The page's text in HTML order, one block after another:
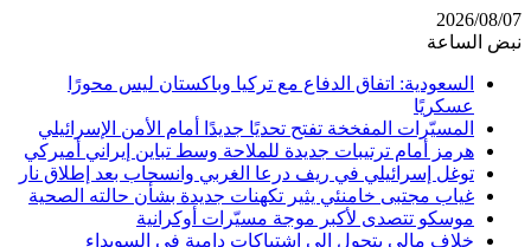
2026/08/07
نبض الساعة
السعودية: اتفاق الدفاع مع تركيا وباكستان ليس محورًا
عسكريًا
المسيّرات المفخخة تفتح تحديًا جديدًا أمام الأمن الإسرائيلي
هرمز أمام ترتيبات جديدة للملاحة وسط تباين إيراني أميركي
توغل إسرائيلي في ريف درعا الغربي وانسحاب بعد إطلاق نار
غياب مجتبى خامنئي يثير تكهنات جديدة بشأن حالته الصحية
موسكو تتصدى لأكبر موجة مسيّرات أوكرانية
خلاف مالي يتحول إلى اشتباكات دامية في السويداء